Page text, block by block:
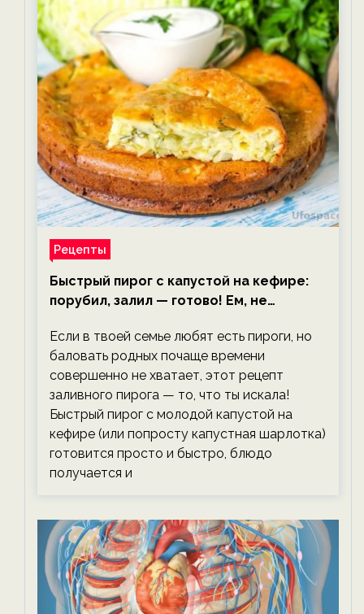
Рецепты
Быстрый пирог с капустой на кефире:
порубил, залил — готово! Ем, не
Если в твоей семье любят есть пироги, но
баловать родных почаще времени
совершенно не хватает, этот рецепт
заливного пирога — то, что ты искала!
Быстрый пирог с молодой капустой на
кефире (или попросту капустная шарлотка)
готовится просто и быстро, блюдо
получается и